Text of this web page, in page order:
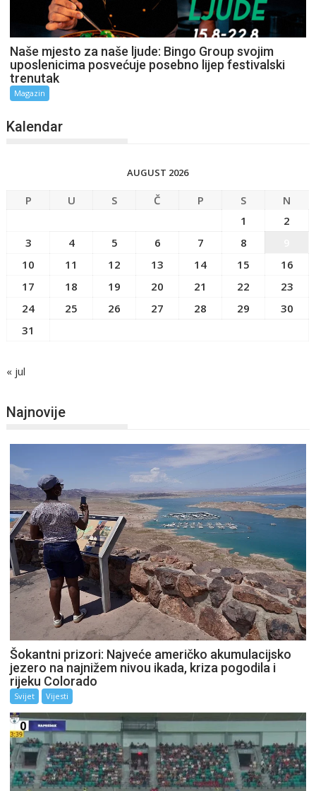
Naše mjesto za naše ljude: Bingo Group svojim
uposlenicima posvećuje posebno lijep festivalski
trenutak
Magazin
Kalendar
AUGUST 2026
P U S Č P S
N
1
2
3
4 5 6 7 8
10
11 12 13 14 15
16
17
18 19 20 21 22
23
24
25 26 27 28 29
30
31
« jul
Najnovije
Šokantni prizori: Najveće američko akumulacijsko
jezero na najnižem nivou ikada, kriza pogodila i
rijeku Colorado
Svijet Vijesti